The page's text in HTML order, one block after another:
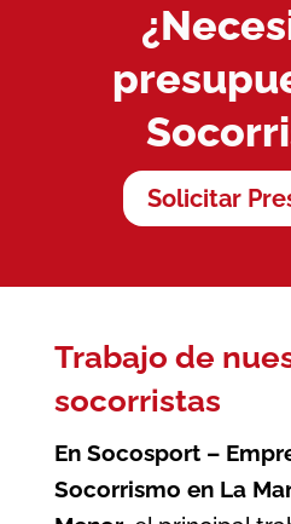
Solicitar
Trabajo de
socorristas
En Socosport –
Socorrismo en La